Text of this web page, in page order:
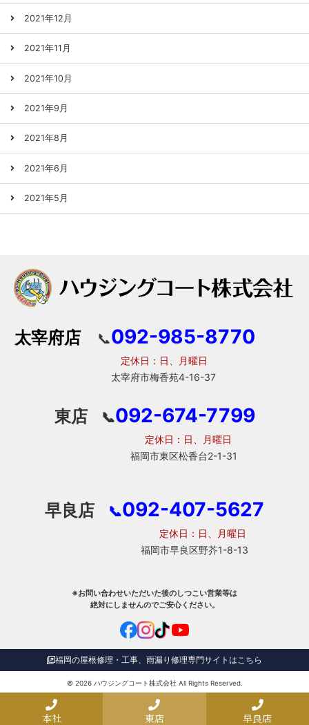
2021年12月
2021年11月
2021年10月
2021年9月
2021年8月
2021年6月
2021年5月
太宰府店 📞092-985-8770
定休日：日、月曜日
太宰府市梅香苑4-16-37
東店 📞092-674-7799
定休日：日、月曜日
福岡市東区松香台2-1-31
早良店 📞092-407-5627
定休日：日、月曜日
福岡市早良区野芥1-8-13
※お問い合わせいただいた後のしつこい営業等は
絶対にしませんのでご安心ください。
福岡の屋根修理・工事、雨漏り修理専門サイトはこちら
© 2026 ハウジングコート株式会社All Rights Reserved.
本社 東店 早良店